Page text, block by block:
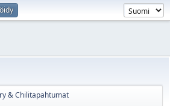
& Chilitapahtumat